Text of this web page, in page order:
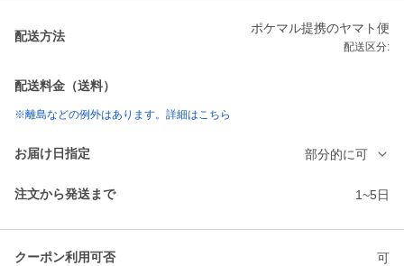
配送方法
ポケマル提携のヤマト便
配送区分:
配送料金（送料）
※離島などの例外はあります。詳細はこちら
お届け日指定 部分的に可
注文から発送まで 1~5日
クーポン利用可否 可